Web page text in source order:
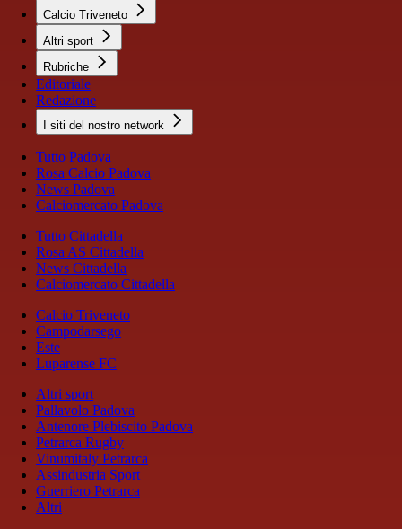
Calcio Triveneto
Altri sport
Rubriche
Editoriale
Redazione
I siti del nostro network
Tutto Padova
Rosa Calcio Padova
News Padova
Calciomercato Padova
Tutto Cittadella
Rosa AS Cittadella
News Cittadella
Calciomercato Cittadella
Calcio Triveneto
Campodarsego
Este
Luparense FC
Altri sport
Pallavolo Padova
Antenore Plebiscito Padova
Petrarca Rugby
Vinumitaly Petrarca
Assindustria Sport
Guerriero Petrarca
Altri